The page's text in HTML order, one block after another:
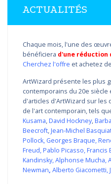
ACTUALITÉS
Chaque mois, l'une des
bénéficiera d'une réduction
Cherchez l'offre et achetez
ArtWizard présente les plus
contemporains du 20e siècle
d'articles d'ArtWizard sur les
de l'art contemporain, tels
Kusama,David Hockney,
Beecroft,Jean-Michel
Pollock, Georges Braque,
Freud,Pablo Picasso,Francis
Kandinsky,Alphonse Mucha,
Newman, Alberto Giacometti,